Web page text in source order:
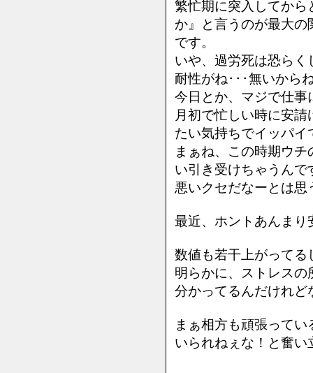
繁忙期に突入してから
か』と言うのが最大
です。
いや、過労死は恐ら
耐性がね･･･無いから
今日とか、マジで仕事
月初で忙しい時に安
たい気持ちでイッパイ
まぁね、この時期ウ
い引き受けちゃうんで
悪いクセだなーとは思
最近、ホントあんまり
数値も若干上がってる
明らかに、ストレスの
分かってるんだけれど
まぁ相方も頑張って
いられねぇな！と奮